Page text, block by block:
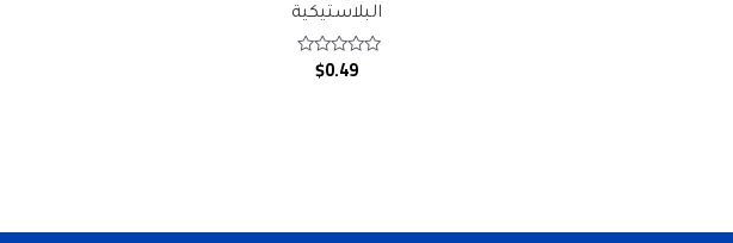
البلاستيكية
Rated
$0.49